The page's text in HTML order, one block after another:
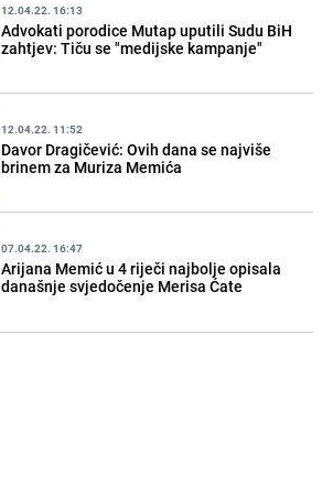
12.04.22. 16:13
Advokati porodice Mutap uputili Sudu BiH
zahtjev: Tiču se "medijske kampanje"
12.04.22. 11:52
Davor Dragičević: Ovih dana se najviše
brinem za Muriza Memića
07.04.22. 16:47
Arijana Memić u 4 riječi najbolje opisala
današnje svjedočenje Merisa Ćate